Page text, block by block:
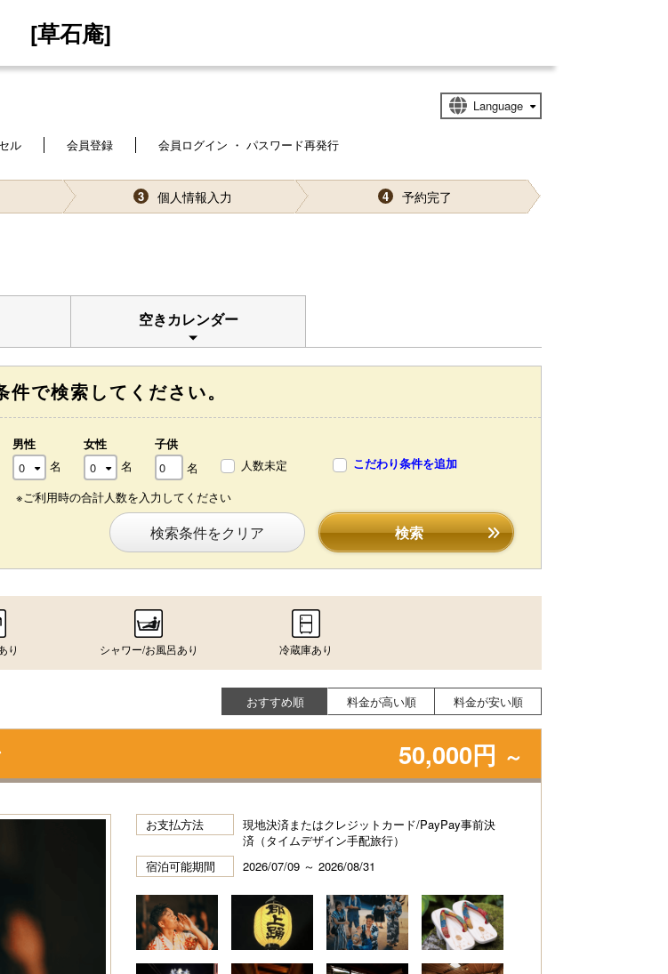
[草石庵]
ル 会員登録 会員ログイン ・ パスワード再発行
3 個人情報入力 4 予約完了
空きカレンダー
件で検索してください。
男性
名
女性
名
子供
名
人数未定
※ご利用時の合計人数を入力してください
こだわり条件を追加
検索条件をクリア 検索
り シャワー/お風呂あり 冷蔵庫あり
おすすめ順 料金が高い順 料金が安い順
50,000円 ～
お支払方法
現地決済またはクレジットカード/PayPay事前決
済（タイムデザイン手配旅行）
宿泊可能期間
2026/07/09 ～ 2026/08/31